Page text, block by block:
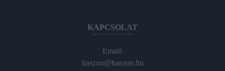
KAPCSOLAT
Email:
haszon@haszon.hu